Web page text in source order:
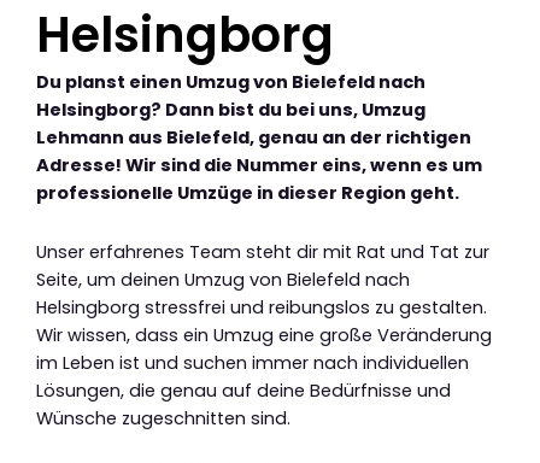
Helsingborg
Du planst einen Umzug von Bielefeld nach
Helsingborg? Dann bist du bei uns, Umzug
Lehmann aus Bielefeld, genau an der richtigen
Adresse! Wir sind die Nummer eins, wenn es um
professionelle Umzüge in dieser Region geht.
Unser erfahrenes Team steht dir mit Rat und Tat zur
Seite, um deinen Umzug von Bielefeld nach
Helsingborg stressfrei und reibungslos zu gestalten.
Wir wissen, dass ein Umzug eine große Veränderung
im Leben ist und suchen immer nach individuellen
Lösungen, die genau auf deine Bedürfnisse und
Wünsche zugeschnitten sind.